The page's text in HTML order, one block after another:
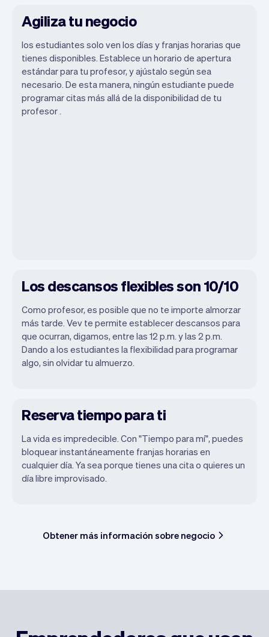
Agiliza tu negocio
los estudiantes solo ven los días y franjas horarias que
tienes disponibles. Establece un horario de apertura
estándar para tu profesor, y ajústalo según sea
necesario. De esta manera, ningún estudiante puede
programar citas más allá de la disponibilidad de tu
profesor .
Los descansos flexibles son 10/10
Como profesor, es posible que no te importe almorzar
más tarde. Vev te permite establecer descansos para
que ocurran, digamos, entre las 12 p.m. y las 2 p.m.
Dando a los estudiantes la flexibilidad para programar
algo, sin olvidar tu almuerzo.
Reserva tiempo para ti
La vida es impredecible. Con "Tiempo para mí", puedes
bloquear instantáneamente franjas horarias en
cualquier día. Ya sea porque tienes una cita o quieres un
día libre improvisado.
Obtener más información sobre negocio